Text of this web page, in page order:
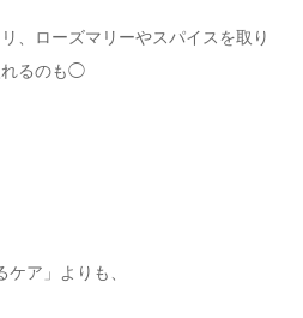
、ローズマリーやスパイスを取り
れるのも◯
ケア」よりも、